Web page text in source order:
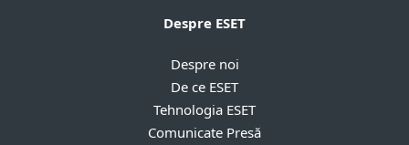
Despre ESET
Despre noi
De ce ESET
Tehnologia ESET
Comunicate Presă